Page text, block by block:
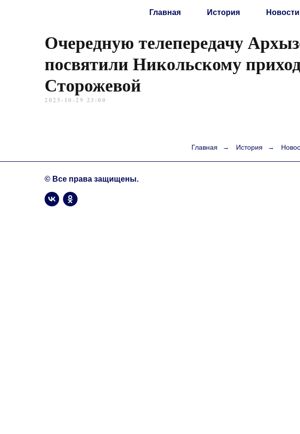
Главная История Новости
Очередную телепередачу
посвятили Никольскому
Сторожевой
2025-10-29 23:00
Главная → История →
© Все права защищены.